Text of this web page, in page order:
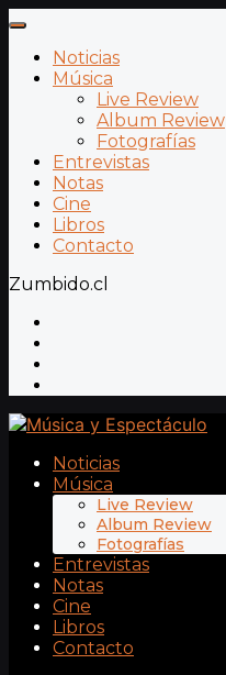
Noticias
Música
Live Review
Album Review
Fotografías
Entrevistas
Notas
Cine
Libros
Contacto
Zumbido.cl
Noticias
Música
Live Review
Album Review
Fotografías
Entrevistas
Notas
Cine
Libros
Contacto